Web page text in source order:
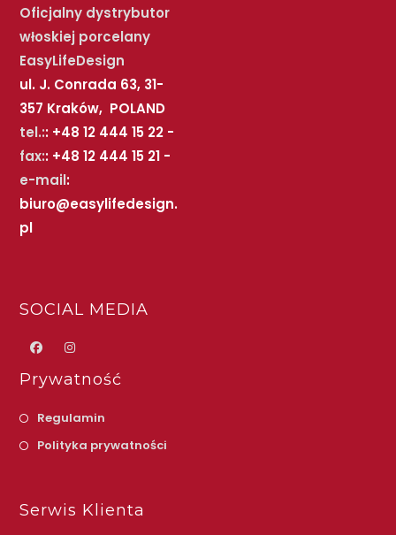
Oficjalny dystrybutor
włoskiej porcelany
EasyLifeDesign
ul. J. Conrada 63, 31-
357 Kraków, POLAND
tel.:: +48 12 444 15 22 -
fax:: +48 12 444 15 21 -
e-mail:
biuro@easylifedesign.
pl
SOCIAL MEDIA
Prywatność
Regulamin
Polityka prywatności
Serwis Klienta